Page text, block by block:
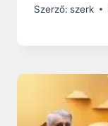
Szerző: szerk